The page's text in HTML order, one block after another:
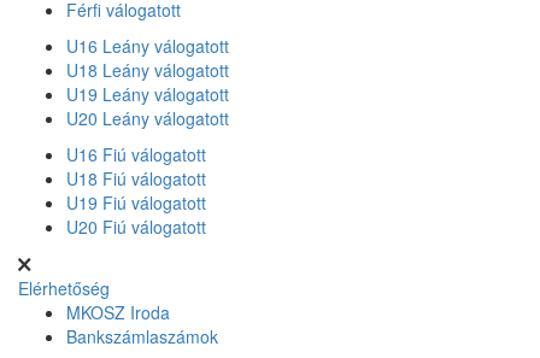
Férfi válogatott
U16 Leány válogatott
U18 Leány válogatott
U19 Leány válogatott
U20 Leány válogatott
U16 Fiú válogatott
U18 Fiú válogatott
U19 Fiú válogatott
U20 Fiú válogatott
Elérhetőség
MKOSZ Iroda
Bankszámlaszámok